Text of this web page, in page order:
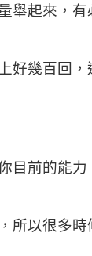
起來，
好幾百回，
目前的能
以很多